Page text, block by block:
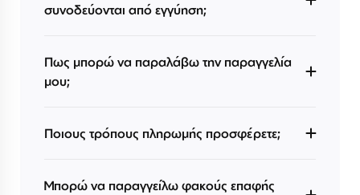
συνοδεύονται από εγγύηση;
Πως μπορώ να παραλάβω την παραγγελία
μου;
Ποιους τρόπους πληρωμής προσφέρετε;
Μπορώ να παραγγείλω φακούς επαφής